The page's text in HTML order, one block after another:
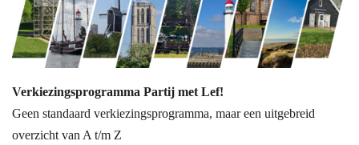
Verkiezingsprogramma Partij met Lef!
Geen standaard verkiezingsprogramma, maar een uitgebreid
overzicht van A t/m Z